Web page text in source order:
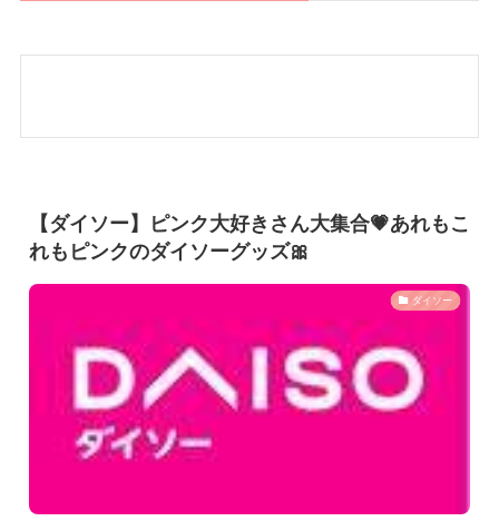
【ダイソー】ピンク大好きさん大集合💗あれもこ
れもピンクのダイソーグッズ🎀
ダイソー